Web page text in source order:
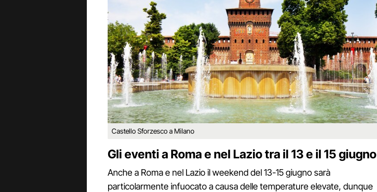
Castello Sforzesco a Milano
Gli eventi a Roma e nel Lazio tra il 13 e il 15 giugno
Anche a Roma e nel Lazio il weekend del 13-15 giugno sarà
particolarmente infuocato a causa delle temperature elevate, dunque